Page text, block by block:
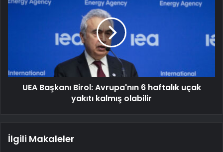
UEA Başkanı Birol: Avrupa'nın 6 haftalık uçak
yakıtı kalmış olabilir
İlgili Makaleler